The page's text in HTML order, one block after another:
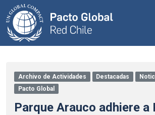
Archivo de Actividades Destacadas
Pacto Global
Parque Arauco adhiere a